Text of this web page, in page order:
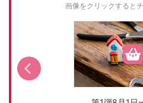
画像をクリックすると